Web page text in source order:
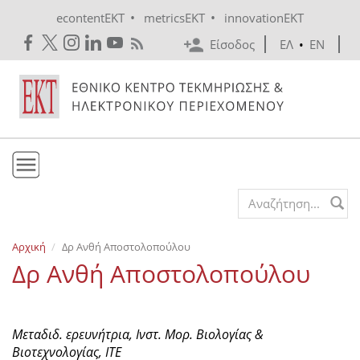
econtentEKT • metricsEKT •
innovationEKT
Είσοδος
ΕΛ • EN
Εκδόσεις
Ενημέρωση
Search form
Αρχική Δρ Ανθή Αποστολοπούλου
Δρ Ανθή Αποστολοπούλου
Μεταδιδ. ερευνήτρια, Ινστ. Μορ. Βιολογίας &
Βιοτεχνολογίας, ΙΤΕ